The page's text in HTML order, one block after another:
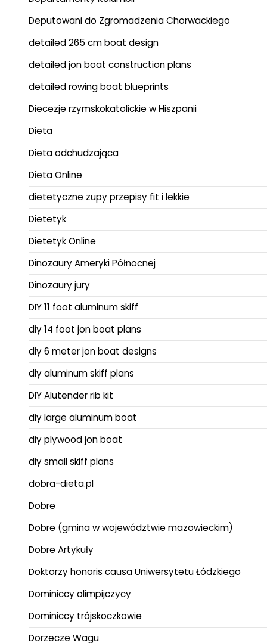
Deputowani do Zgromadzenia Chorwackiego
detailed 265 cm boat design
detailed jon boat construction plans
detailed rowing boat blueprints
Diecezje rzymskokatolickie w Hiszpanii
Dieta
Dieta odchudzająca
Dieta Online
dietetyczne zupy przepisy fit i lekkie
Dietetyk
Dietetyk Online
Dinozaury Ameryki Północnej
Dinozaury jury
DIY 11 foot aluminum skiff
diy 14 foot jon boat plans
diy 6 meter jon boat designs
diy aluminum skiff plans
DIY Alutender rib kit
diy large aluminum boat
diy plywood jon boat
diy small skiff plans
dobra-dieta.pl
Dobre
Dobre (gmina w województwie mazowieckim)
Dobre Artykuły
Doktorzy honoris causa Uniwersytetu Łódzkiego
Dominiccy olimpijczycy
Dominiccy trójskoczkowie
Dorzecze Wagu